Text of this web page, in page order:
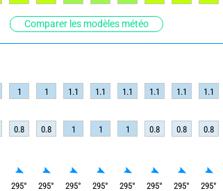
Comparer les modèles météo
1 1 1.1 1.1 1.1 1.1 1.1 1.1
0.8 0.8 1 1 1 0.8 0.8 0.8
295° 295° 295° 295° 295° 295° 295° 295°